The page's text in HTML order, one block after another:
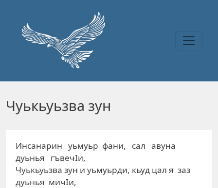
Чуькьуьзва зун
Инсанарин уьмуьр фани, сал авуна
дуьнья гъвечIи,
Чуькьуьзва зун и уьмуьрди, кьуд цал я заз
дуьнья мичIи,